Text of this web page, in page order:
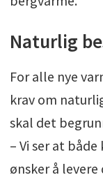
Naturlig
For alle nye
krav om
skal det
– Vi ser at
ønsker å levere